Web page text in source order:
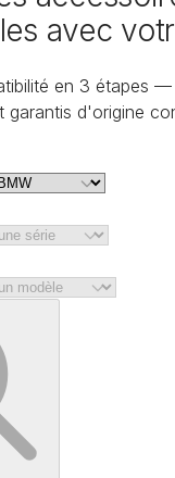
avec
en 3 étapes
garantis d'origine